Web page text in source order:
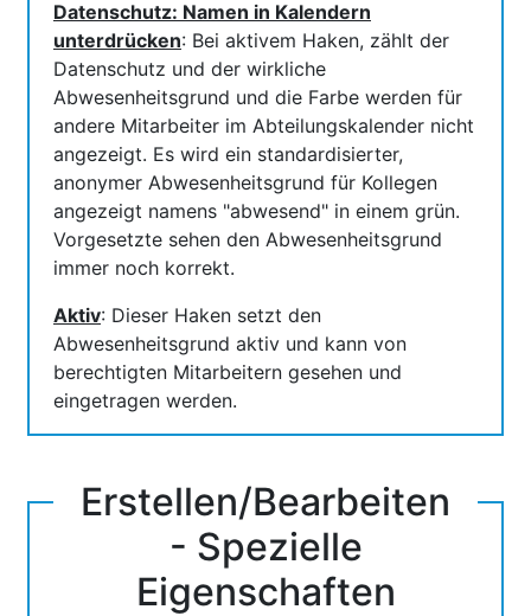
Datenschutz: Namen in Kalendern
unterdrücken: Bei aktivem Haken, zählt der
Datenschutz und der wirkliche
Abwesenheitsgrund und die Farbe werden für
andere Mitarbeiter im Abteilungskalender nicht
angezeigt. Es wird ein standardisierter,
anonymer Abwesenheitsgrund für Kollegen
angezeigt namens "abwesend" in einem grün.
Vorgesetzte sehen den Abwesenheitsgrund
immer noch korrekt.
Aktiv: Dieser Haken setzt den
Abwesenheitsgrund aktiv und kann von
berechtigten Mitarbeitern gesehen und
eingetragen werden.
Erstellen/Bearbeiten
- Spezielle
Eigenschaften